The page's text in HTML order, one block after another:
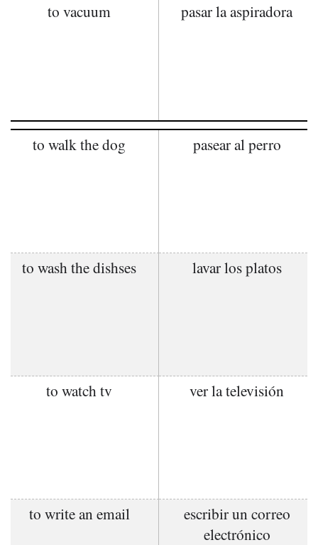
to vacuum pasar la aspiradora
to walk the dog pasear al perro
to wash the dishses lavar los platos
to watch tv ver la televisión
to write an email
escribir un correo
electrónico